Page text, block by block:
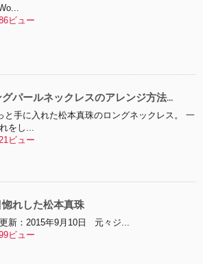
ビュー
グパールネックレスのアレンジ方法...
と手に入れた松本真珠のロングネックレス。 一
をし...
ビュー
れした松本真珠
新：2015年9月10日 元々ジ...
ビュー